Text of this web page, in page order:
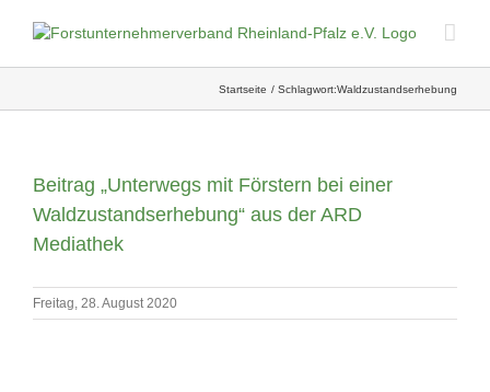
Startseite Schlagwort:Waldzustandserhebung
Beitrag „Unterwegs mit Förstern bei einer
Waldzustandserhebung“ aus der ARD
Mediathek
Freitag, 28. August 2020